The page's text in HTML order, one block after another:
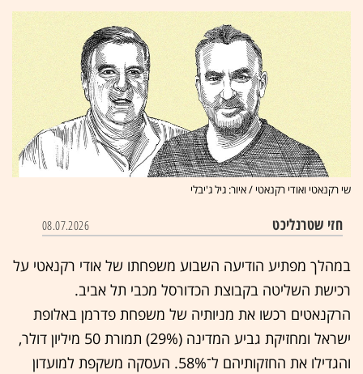
שי רקנאטי ואודי רקנאטי / איור: גיל ג'יבלי
חזי שטרנליכט 08.07.2026
במהלך מפתיע הודיעה השבוע משפחתו של אודי רקנאטי על
רכישת השליטה בקבוצת הכדורסל מכבי תל אביב.
הרקנאטים רכשו את מניותיה של משפחת פדרמן באלופת
ישראל ומחזיקת גביע המדינה (29%) תמורת 50 מיליון דולר,
והגדילו את החזקותיהם ל־58%. העסקה משקפת למועדון